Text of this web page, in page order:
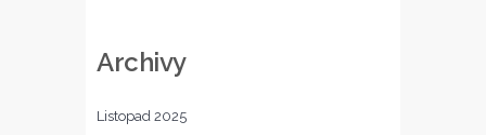
Archivy
Listopad 2025